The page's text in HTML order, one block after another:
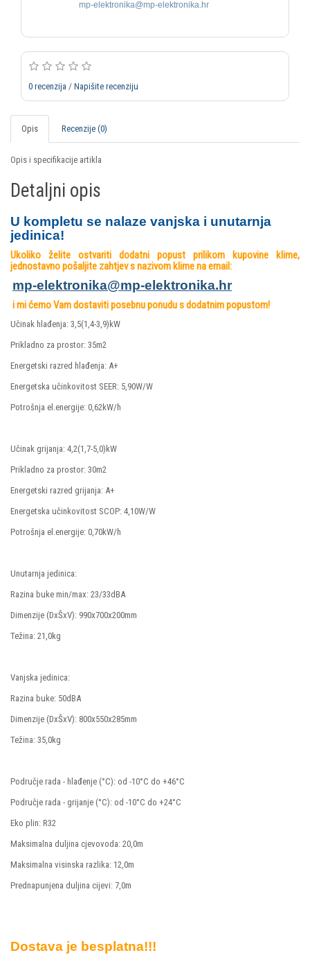
mp-elektronika@mp-elektronika.hr
0 recenzija / Napišite recenziju
Opis Recenzije (0)
Opis i specifikacije artikla
Detaljni opis
U kompletu se nalaze vanjska i unutarnja
jedinica!
Ukoliko želite ostvariti dodatni popust prilikom kupovine klime,
jednostavno pošaljite zahtjev s nazivom klime na email:
mp-elektronika@mp-elektronika.hr
i mi ćemo Vam dostaviti posebnu ponudu s dodatnim popustom!
Učinak hlađenja: 3,5(1,4-3,9)kW
Prikladno za prostor: 35m2
Energetski razred hlađenja: A+
Energetska učinkovitost SEER: 5,90W/W
Potrošnja el.energije: 0,62kW/h
Učinak grijanja: 4,2(1,7-5,0)kW
Prikladno za prostor: 30m2
Energetski razred grijanja: A+
Energetska učinkovitost SCOP: 4,10W/W
Potrošnja el.energije: 0,70kW/h
Unutarnja jedinica:
Razina buke min/max: 23/33dBA
Dimenzije (DxŠxV): 990x700x200mm
Težina: 21,0kg
Vanjska jedinica:
Razina buke: 50dBA
Dimenzije (DxŠxV): 800x550x285mm
Težina: 35,0kg
Područje rada - hlađenje (°C): od -10°C do +46°C
Područje rada - grijanje (°C): od -10°C do +24°C
Eko plin: R32
Maksimalna duljina cjevovoda: 20,0m
Maksimalna visinska razlika: 12,0m
Prednapunjena duljina cijevi: 7,0m
Dostava je besplatna!!!